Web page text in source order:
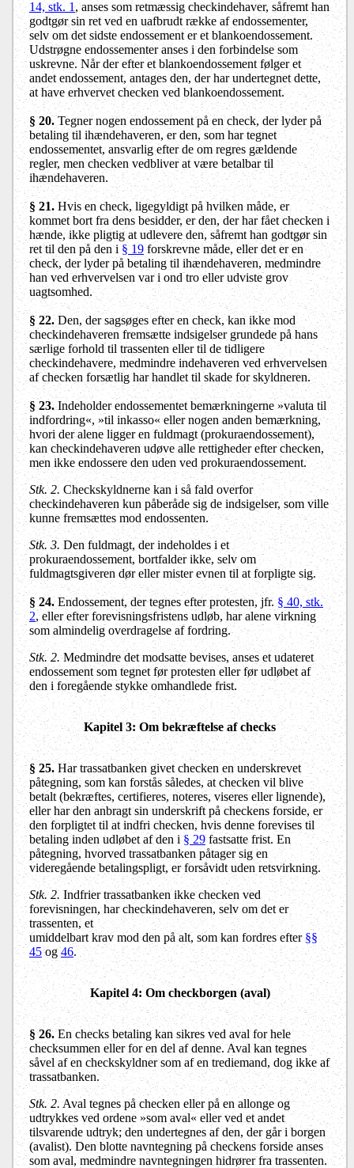
14, stk. 1, anses som retmæssig checkindehaver, såfremt han
godtgør sin ret ved en uafbrudt række af endossementer,
selv om det sidste endossement er et blankoendossement.
Udstrøgne endossementer anses i den forbindelse som
uskrevne. Når der efter et blankoendossement følger et
andet endossement, antages den, der har undertegnet dette,
at have erhvervet checken ved blankoendossement.
§ 20. Tegner nogen endossement på en check, der lyder på
betaling til ihændehaveren, er den, som har tegnet
endossementet, ansvarlig efter de om regres gældende
regler, men checken vedbliver at være betalbar til
ihændehaveren.
§ 21. Hvis en check, ligegyldigt på hvilken måde, er
kommet bort fra dens besidder, er den, der har fået checken i
hænde, ikke pligtig at udlevere den, såfremt han godtgør sin
ret til den på den i § 19forskrevne måde, eller det er en
check, der lyder på betaling til ihændehaveren, medmindre
han ved erhvervelsen var i ond tro eller udviste grov
uagtsomhed.
§ 22.Den, der sagsøges efter en check, kan ikke mod
checkindehaveren fremsætte indsigelser grundede på hans
særlige forhold til trassenten eller til de tidligere
checkindehavere, medmindre indehaveren ved erhvervelsen
af checken forsætlig har handlet til skade for skyldneren.
§ 23.Indeholder endossementet bemærkningerne »valuta til
indfordring«, »til inkasso« eller nogen anden bemærkning,
hvori der alene ligger en fuldmagt (prokuraendossement),
kan checkindehaveren udøve alle rettigheder efter checken,
men ikke endossere den uden ved prokuraendossement.
Stk. 2. Checkskyldnerne kan i så fald overfor
checkindehaveren kun påberåde sig de indsigelser, som ville
kunne fremsættes mod endossenten.
Stk. 3. Den fuldmagt, der indeholdes i et
prokuraendossement, bortfalder ikke, selv om
fuldmagtsgiveren dør eller mister evnen til at forpligte sig.
§ 24.Endossement, der tegnes efter protesten, jfr.§ 40, stk.
2, eller efter forevisningsfristens udløb, har alene virkning
som almindelig overdragelse af fordring.
Stk. 2.Medmindre det modsatte bevises, anses et udateret
endossement som tegnet før protesten eller før udløbet af
den i foregående stykke omhandlede frist.
Kapitel 3: Om bekræftelse af checks
§ 25. Har trassatbanken givet checken en underskrevet
påtegning, som kan forstås således, at checken vil blive
betalt (bekræftes, certifieres, noteres, viseres eller lignende),
eller har den anbragt sin underskrift på checkens forside, er
den forpligtet til at indfri checken, hvis denne forevises til
betaling inden udløbet af den i§ 29fastsatte frist. En
påtegning, hvorved trassatbanken påtager sig en
videregående betalingspligt, er forsåvidt uden retsvirkning.
Stk. 2. Indfrier trassatbanken ikke checken ved
forevisningen, har checkindehaveren, selv om det er
trassenten, et
umiddelbart krav mod den på alt, som kan fordres efter§§
45og46.
Kapitel 4: Om checkborgen (aval)
§ 26.En checks betaling kan sikres ved aval for hele
checksummen eller for en del af denne. Aval kan tegnes
såvel af en checkskyldner som af en trediemand, dog ikke af
trassatbanken.
Stk. 2. Aval tegnes på checken eller på en allonge og
udtrykkes ved ordene »som aval« eller ved et andet
tilsvarende udtryk; den undertegnes af den, der går i borgen
(avalist). Den blotte navntegning på checkens forside anses
som aval, medmindre navntegningen hidrører fra trassenten.